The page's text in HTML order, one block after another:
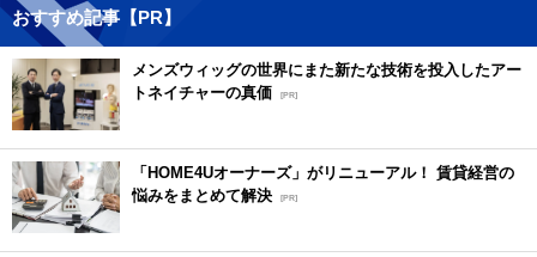
おすすめ記事【PR】
メンズウィッグの世界にまた新たな技術を投入したアー
トネイチャーの真価 [PR]
「HOME4Uオーナーズ」がリニューアル！ 賃貸経営の
悩みをまとめて解決 [PR]